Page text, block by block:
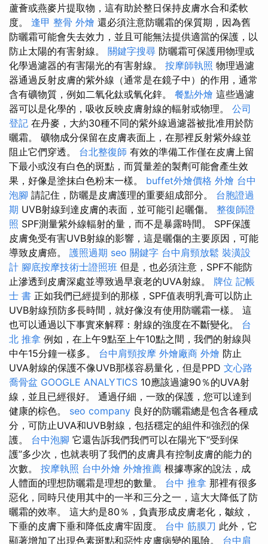
蘆薈或燕麥片提取物，這有助於整日保持皮膚水合和柔軟
度。 逢甲 整骨 外燴 還必須注意防曬霜的保質期，因為舊
防曬霜可能會失去效力，並且可能無法提供適當的保護，以
防止太陽的有害射線。 關鍵字搜尋 防曬霜可保護用物理或
化學過濾器的有害陽光的有害射線。 按摩師執照 物理過濾
器通過反射皮膚的紫外線（通常是在鏡子中）的作用，通常
含有礦物質，例如二氧化鈦或氧化鋅。 餐點外燴 這些過濾
器可以是化學的，吸收反映皮膚射線的輻射或物理。 公司
登記 在丹麥，大約30種不同的紫外線過濾器被批准用於防
曬霜。 礦物成分保留在皮膚表面上，在那裡反射紫外線並
阻止它們穿透。 台北整復師 有效的準備工作僅在皮膚上留
下最小或沒有白色的斑點，而質量差的製劑可能會產生效
果，好像是塗抹白色粉末一樣。 buffet外燴價格 外燴 台中
泡腳 請記住，防曬是皮膚護理的重要組成部分。 台胞證過
期 UVB射線到達皮膚的表面，並可能引起曬傷。 整復師證
照 SPF測量紫外線輻射的量，而不是暴露時間。 SPF保護
皮膚免受有害UVB射線的影響，這是曬傷的主要原因，可能
導致皮膚癌。 護照過期 seo 關鍵字 台中肩頸放鬆 裝潢設
計 腳底按摩技術士證照班 但是，也必須注意，SPF不能防
止滲透到皮膚深處並導致過早衰老的UVA射線。 牌位 記帳
士 書 正如我們已經提到的那樣，SPF值表明乳膏可以防止
UVB射線預防多長時間，就好像沒有使用防曬霜一樣。 這
也可以通過以下事實來解釋：射線的強度在不斷變化。 台
北 推拿 例如，在上午9點至上午10點之間，我們的射線與
中午15分鐘一樣多。 台中肩頸按摩 外燴廠商 外燴 防止
UVA射線的保護不像UVB那樣容易量化，但是PPD 文心路
喬骨盆 GOOGLE ANALYTICS 10應該過濾90％的UVA射
線，並且已經很好。 通過仔細，一致的保護，您可以達到
健康的棕色。 seo company 良好的防曬霜總是包含各種成
分，可防止UVA和UVB射線，包括穩定的組件和強烈的保
護。 台中泡腳 它還告訴我們我們可以在陽光下“受到保
護”多少次，也就表明了我們的皮膚具有控制皮膚的能力的
次數。 按摩執照 台中外燴 外燴推薦 根據專家的說法，成
人體面的理想防曬霜是理想的數量。 台中 推拿 那裡有很多
惡化，同時只使用其中的一半和三分之一，這大大降低了防
曬霜的效率。 這大約是80％，負責形成皮膚老化，皺紋，
下垂的皮膚下垂和降低皮膚牢固度。 台中 筋膜刀 此外，它
顯著增加了出現色素斑點和惡性皮膚病變的風險。 台中肩